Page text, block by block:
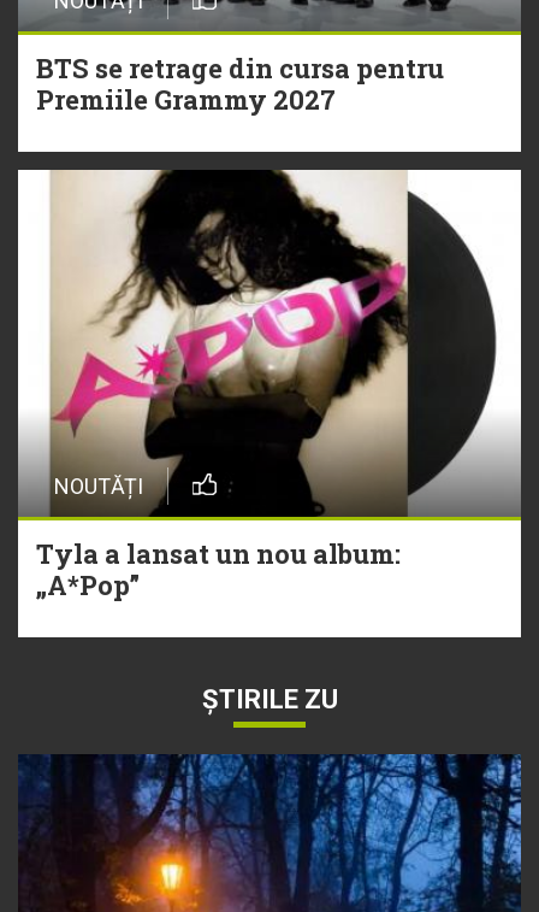
BTS se retrage din cursa pentru
Premiile Grammy 2027
NOUTĂȚI
Tyla a lansat un nou album:
„A*Pop”
ȘTIRILE ZU